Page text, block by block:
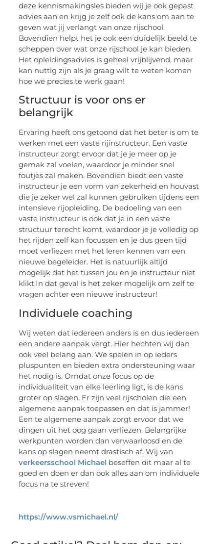
deze kennismakingsles bieden wij je ook gepast
advies aan en krijg je zelf ook de kans om aan te
geven wat jij verlangt van onze rijschool.
Bovendien helpt het je ook een duidelijk beeld te
scheppen over wat onze rijschool je kan bieden.
Het opleidingsadvies is geheel vrijblijvend, maar
kan nuttig zijn als je graag wilt te weten komen
hoe we precies te werk gaan!
Structuur is voor ons er
belangrijk
Ervaring heeft ons getoond dat het beter is om te
werken met een vaste rijinstructeur. Een vaste
instructeur zorgt ervoor dat je je meer op je
gemak zal voelen, waardoor je minder snel
foutjes zal maken. Bovendien biedt een vaste
instructeur je een vorm van zekerheid en houvast
die je zeker wel zal kunnen gebruiken tijdens een
intensieve rijopleiding. De bedoeling van een
vaste instructeur is ook dat je in een vaste
structuur terecht komt, waardoor je je volledig op
het rijden zelf kan focussen en je dus geen tijd
moet verliezen met het leren kennen van een
nieuwe begeleider. Het is natuurlijk altijd
mogelijk dat het tussen jou en je instructeur niet
klikt.In dat geval is het zeker mogelijk om zelf te
vragen achter een nieuwe instructeur!
Individuele coaching
Wij weten dat iedereen anders is en dus iedereen
een andere aanpak vergt. Hier hechten wij dan
ook veel belang aan. We spelen in op ieders
pluspunten en bieden extra ondersteuning waar
het nodig is. Omdat onze focus op de
individualiteit van elke leerling ligt, is de kans
groter op slagen. Er zijn veel rijscholen die een
algemene aanpak toepassen en dat is jammer!
Een te algemene aanpak zorgt ervoor dat we
dingen uit het oog gaan verliezen. Belangrijke
werkpunten worden dan verwaarloosd en de
kans op slagen neemt drastisch af. Wij van
verkeersschool Michael beseffen dit maar al te
goed en doen er dan ook alles aan om individuele
focus na te streven!
https://www.vsmichael.nl/